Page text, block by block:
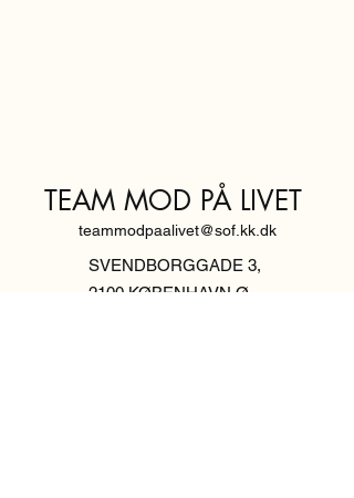
TEAM MOD PÅ LIVET
teammodpaalivet@sof.kk.dk
SVENDBORGGADE 3,
2100 KØBENHAVN Ø